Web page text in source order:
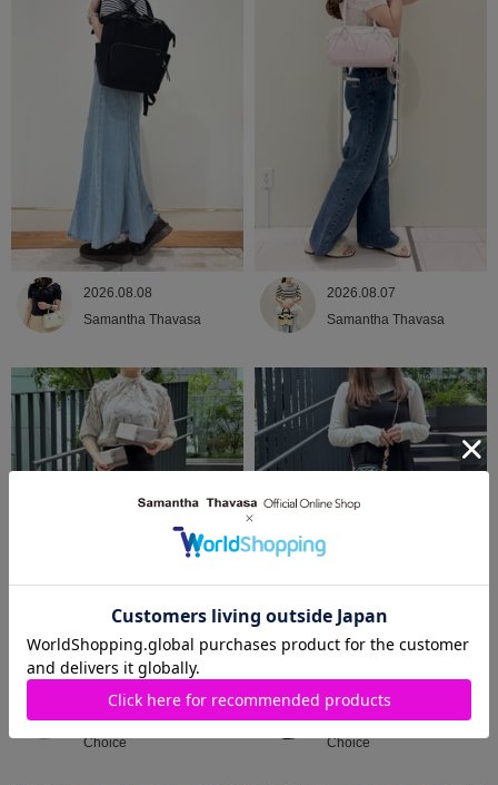
2026.08.08
Samantha Thavasa
2026.08.07
Samantha Thavasa
2026.08.07
Samantha Thavasa Petit
Choice
2026.08.07
Samantha Thavasa Petit
Choice